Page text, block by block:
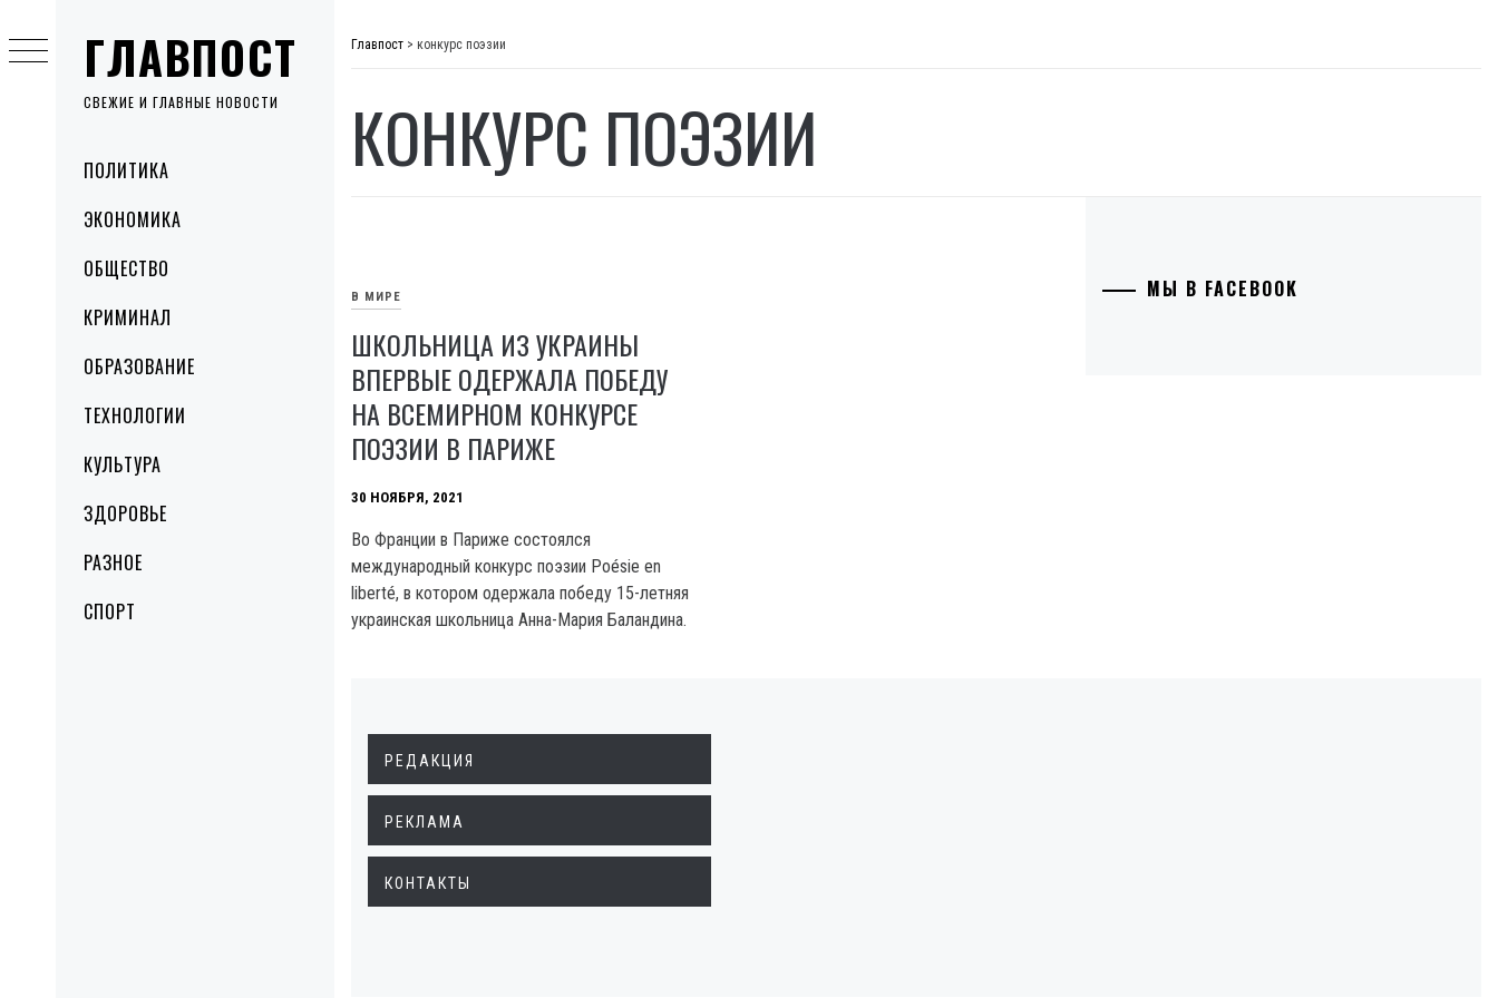
ГЛАВПОСТ
СВЕЖИЕ И ГЛАВНЫЕ НОВОСТИ
MenuПОЛИТИКА
ЭКОНОМИКА
ОБЩЕСТВО
КРИМИНАЛ
ОБРАЗОВАНИЕ
ТЕХНОЛОГИИ
КУЛЬТУРА
ЗДОРОВЬЕ
РАЗНОЕ
СПОРТ
to
content
Главпост > конкурс поэзии
КОНКУРС ПОЭЗИИ
В МИРЕ
ШКОЛЬНИЦА ИЗ УКРАИНЫ
ВПЕРВЫЕ ОДЕРЖАЛА ПОБЕДУ
НА ВСЕМИРНОМ КОНКУРСЕ
ПОЭЗИИ В ПАРИЖЕ
30 НОЯБРЯ, 2021
Во Франции в Париже состоялся
международный конкурс поэзии Poésie en
liberté, в котором одержала победу 15-летняя
украинская школьница Анна-Мария Баландина.
МЫ В FACEBOOK
РЕДАКЦИЯ
РЕКЛАМА
КОНТАКТЫ